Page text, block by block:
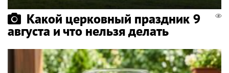
Какой церковный праздник 9
августа и что нельзя делать